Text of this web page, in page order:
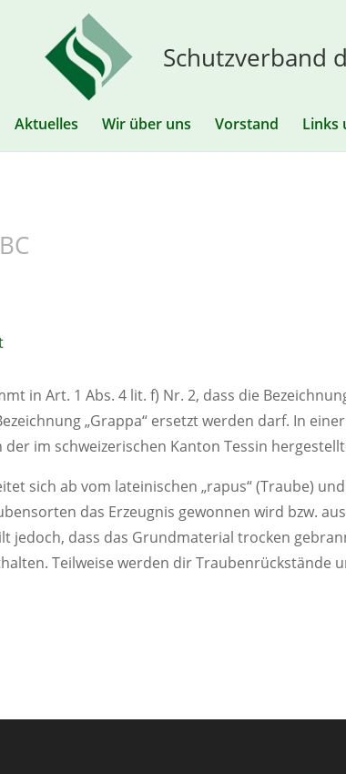
Schutzverband
Aktuelles Wir über uns Vorstand Links
in Art. 1 Abs. 4 lit. f) Nr. 2, dass die
„Grappa“ ersetzt werden darf. In
der im schweizerischen Kanton Tessin
sich ab vom lateinischen „rapus“ (Traube)
das Erzeugnis gewonnen wird bzw.
jedoch, dass das Grundmaterial trocken
Teilweise werden dir